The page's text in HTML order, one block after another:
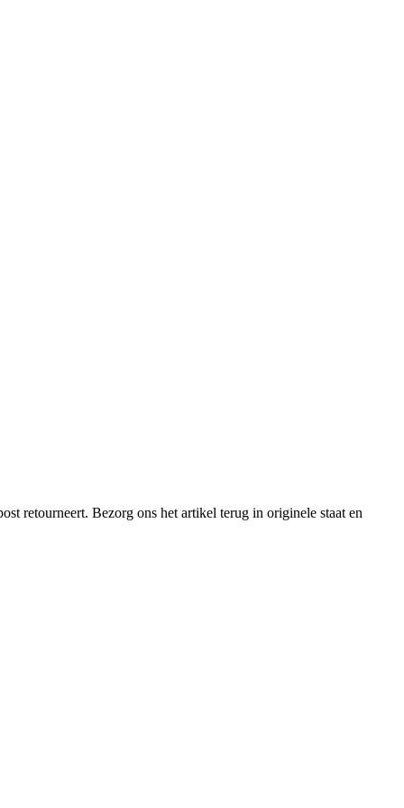
retourneert. Bezorg ons het artikel terug in originele staat en